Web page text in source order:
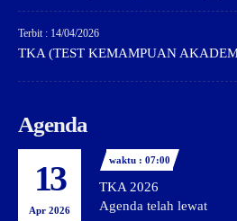
Terbit : 14/04/2026
TKA (TEST KEMAMPUAN
Agenda
13
Apr 2026
waktu : 07:00
TKA 2026
Agenda telah lewat